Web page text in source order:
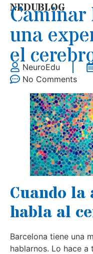
NEDUBLOG
Caminar
una
elNeuroEdu
No Comments
Cuando
habla al
Barcelona tiene una
hablarnos. Lo hace a